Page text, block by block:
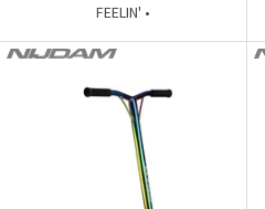
FEELIN' •